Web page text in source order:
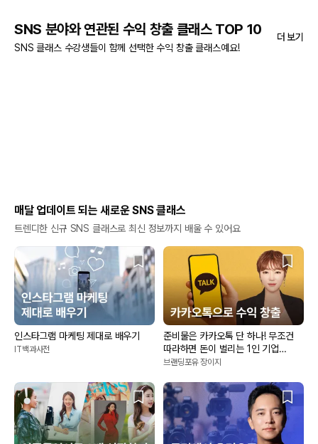
SNS 분야와 연관된 수익 창출 클래스 TOP 10
SNS 클래스 수강생들이 함께 선택한 수익 창출 클래스예요!
더 보기
매달 업데이트 되는 새로운 SNS 클래스
트렌디한 신규 SNS 클래스로 최신 정보까지 배울 수 있어요
인스타그램 마케팅 제대로 배우기
IT백과사전
준비물은 카카오톡 단 하나! 무조건
따라하면 돈이 벌리는 1인 기업
시작의 기술
브랜딩포유 장이지